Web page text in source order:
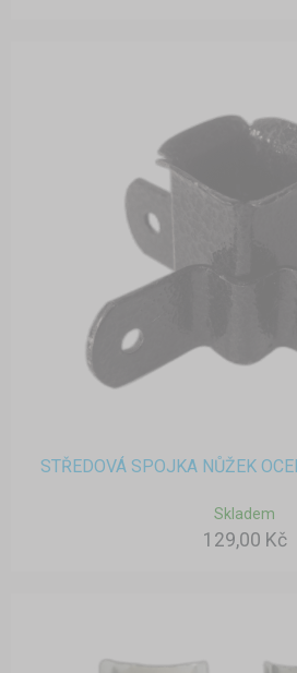
STŘEDOVÁ SPOJKA NŮŽEK
Skladem
129,00 Kč